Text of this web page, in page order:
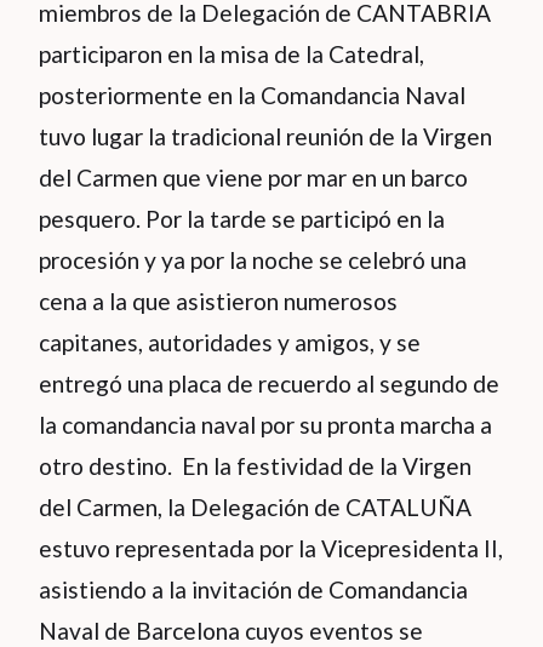
miembros de la Delegación de CANTABRIA
participaron en la misa de la Catedral,
posteriormente en la Comandancia Naval
tuvo lugar la tradicional reunión de la Virgen
del Carmen que viene por mar en un barco
pesquero. Por la tarde se participó en la
procesión y ya por la noche se celebró una
cena a la que asistieron numerosos
capitanes, autoridades y amigos, y se
entregó una placa de recuerdo al segundo de
la comandancia naval por su pronta marcha a
otro destino. En la festividad de la Virgen
del Carmen, la Delegación de CATALUÑA
estuvo representada por la Vicepresidenta II,
asistiendo a la invitación de Comandancia
Naval de Barcelona cuyos eventos se